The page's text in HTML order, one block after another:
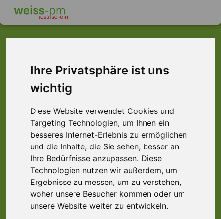
Ihre Privatsphäre ist uns
wichtig
Diese Website verwendet Cookies und
Targeting Technologien, um Ihnen ein
besseres Internet-Erlebnis zu ermöglichen
und die Inhalte, die Sie sehen, besser an
Ihre Bedürfnisse anzupassen. Diese
Technologien nutzen wir außerdem, um
Ergebnisse zu messen, um zu verstehen,
woher unsere Besucher kommen oder um
unsere Website weiter zu entwickeln.
Dieser Job ist leider
nicht mehr verfügbar ...
... aber vielleicht ist hier etwas dabei:
Staplerprofi (m/w/d) Schicht, Würzburg